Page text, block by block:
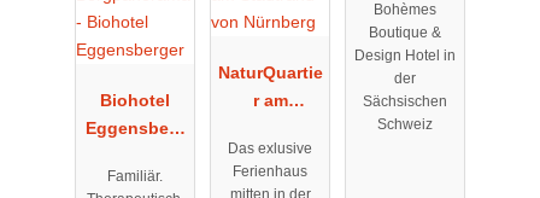
Biohotel
Eggensberg
Familiär.
NaturQuartie
r am
von
Das exlusive
Ferienhaus
Waldfrieden
Bohèmes
Boutique &
Design Hotel in
der
Sächsischen
Schweiz